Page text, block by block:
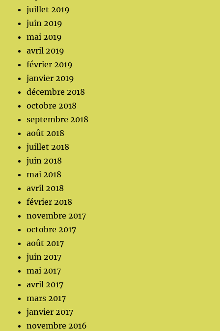
juillet 2019
juin 2019
mai 2019
avril 2019
février 2019
janvier 2019
décembre 2018
octobre 2018
septembre 2018
août 2018
juillet 2018
juin 2018
mai 2018
avril 2018
février 2018
novembre 2017
octobre 2017
août 2017
juin 2017
mai 2017
avril 2017
mars 2017
janvier 2017
novembre 2016